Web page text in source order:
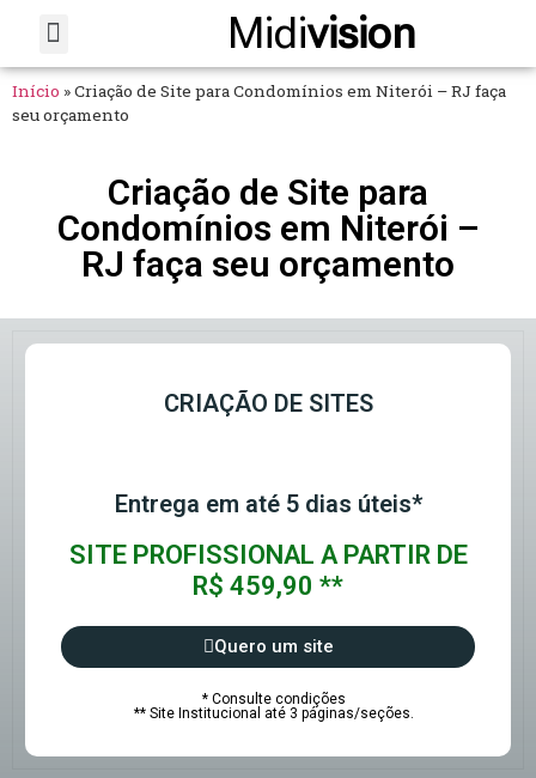
Midivision
Início »Criação de Site para Condomínios em Niterói – RJ faça
seu orçamento
Criação de Site para
Condomínios em Niterói –
RJ faça seu orçamento
CRIAÇÃO DE SITES
Entrega em até 5 dias úteis*
SITE PROFISSIONAL A PARTIR DE
R$ 459,90 **
Quero um site
* Consulte condições
** Site Institucional até 3 páginas/seções.